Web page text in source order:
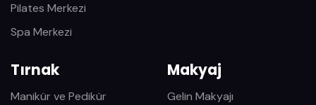
Pilates Merkezi
Spa Merkezi
Tırnak
Manikür ve Pedikür
Makyaj
Gelin Makyajı